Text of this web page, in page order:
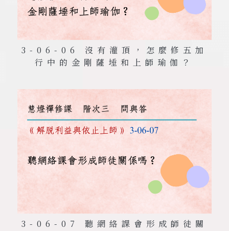
3-06-06 沒有灌頂，怎麼修五加
行中的金剛薩埵和上師瑜伽？
3-06-07 聽網絡課會形成師徒關